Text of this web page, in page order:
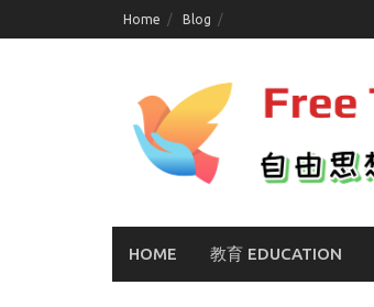
to
Home Blog
HOME 教育 EDUCATION